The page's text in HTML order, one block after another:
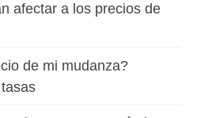
afectar a los precios de
de mi mudanza?